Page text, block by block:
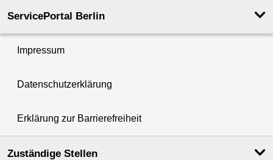
ServicePortal Berlin
Impressum
Datenschutzerklärung
Erklärung zur Barrierefreiheit
Zuständige Stellen